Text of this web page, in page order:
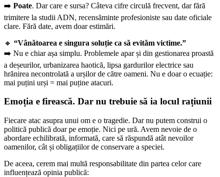
➡️ Poate. Dar care e sursa? Câteva cifre circulă frecvent, dar fără
trimitere la studii ADN, recensăminte profesioniste sau date oficiale
clare. Fără date, avem doar estimări.
🔸 “Vânătoarea e singura soluție ca să evităm victime.”
➡️ Nu e chiar așa simplu. Problemele apar și din gestionarea proastă
a deșeurilor, urbanizarea haotică, lipsa gardurilor electrice sau
hrănirea necontrolată a urșilor de către oameni. Nu e doar o ecuație:
mai puțini urși = mai puține atacuri.
Emoția e firească. Dar nu trebuie să ia locul rațiunii
Fiecare atac asupra unui om e o tragedie. Dar nu putem construi o
politică publică doar pe emoție. Nici pe ură. Avem nevoie de o
abordare echilibrată, informată, care să răspundă atât nevoilor
oamenilor, cât și obligațiilor de conservare a speciei.
De aceea, cerem mai multă responsabilitate din partea celor care
influențează opinia publică: